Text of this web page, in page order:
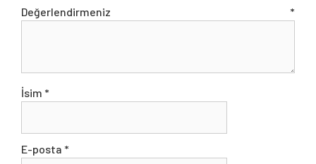
Değerlendirmeniz *
İsim *
E-posta *